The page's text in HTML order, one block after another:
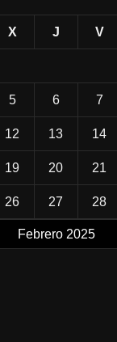
Febrero 2025
X J V
5 6 7
12 13 14
19 20 21
26 27 28